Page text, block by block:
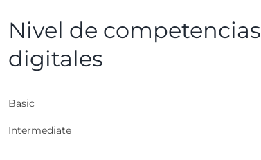
Nivel de competencias
digitales
Basic
Intermediate